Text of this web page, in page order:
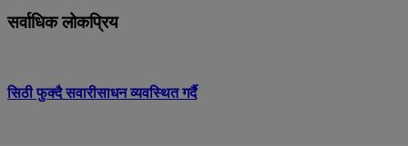
सर्वाधिक लोकप्रिय
सिठी फुक्दै सवारीसाधन व्यवस्थित गर्दै